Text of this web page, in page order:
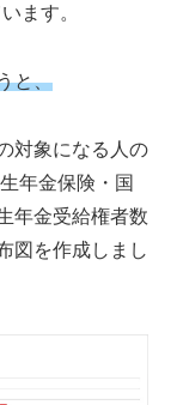
ます。
と、
対象になる人の
年金保険・国
年金受給権者数
図を作成しまし